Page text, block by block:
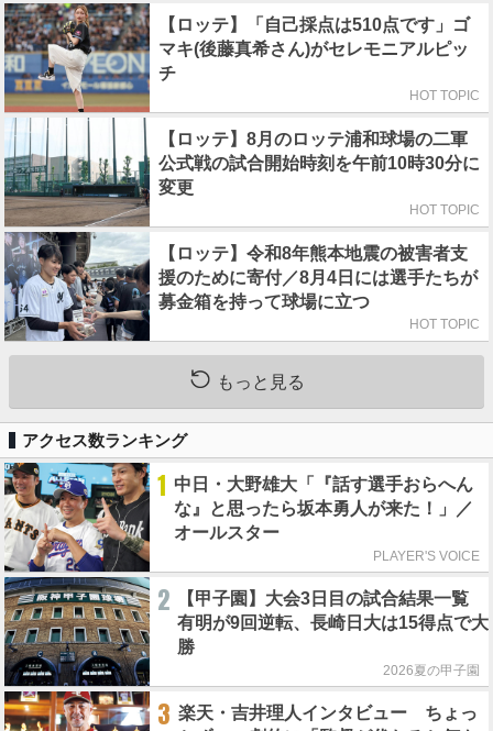
【ロッテ】「自己採点は510点です」ゴ
マキ(後藤真希さん)がセレモニアルピッ
チ
HOT TOPIC
【ロッテ】8月のロッテ浦和球場の二軍
公式戦の試合開始時刻を午前10時30分に
変更
HOT TOPIC
【ロッテ】令和8年熊本地震の被害者支
援のために寄付／8月4日には選手たちが
募金箱を持って球場に立つ
HOT TOPIC
もっと見る
アクセス数ランキング
1 中日・大野雄大「『話す選手おらへん
な』と思ったら坂本勇人が来た！」／
オールスター
PLAYER'S VOICE
2
【甲子園】大会3日目の試合結果一覧
有明が9回逆転、長崎日大は15得点で大
勝
2026夏の甲子園
3 楽天・吉井理人インタビュー ちょっ